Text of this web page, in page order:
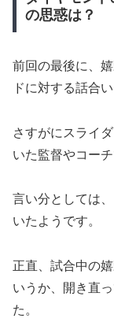
の思惑は？
前回の最後に、
ドに対する話合
さすがにスライ
いた監督やコー
言い分としては
いたようです。
正直、試合中の
いうか、開き直
た。